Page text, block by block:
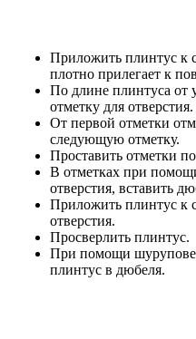
Приложить плинтус к
плотно прилегает к
По длине плинтуса от
отметку для отверстия.
От первой отметки
следующую отметку.
Проставить отметки
В отметках при
отверстия, вставить
Приложить плинтус к
отверстия.
Просверлить плинтус.
При помощи
плинтус в дюбеля.